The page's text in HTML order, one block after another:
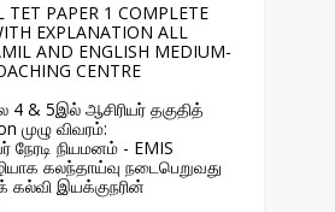
TET PAPER 1 COMPLETE
EXPLANATION ALL
AND ENGLISH MEDIUM-
CENTRE
& 5இல் ஆசிரியர் தகுதித்
முழு விவரம்:
நேரடி நியமனம் - EMIS
கலந்தாய்வு நடைபெறுவது
கல்வி இயக்குநரின்